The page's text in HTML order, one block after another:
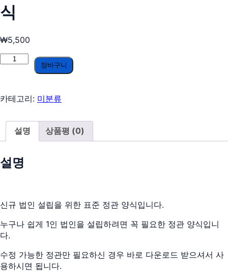
식
₩5,500
을
한
정
관
수
장바구니
카테고리: 미분류
설명 상품평 (0)
설명
신규 법인 설립을 위한 표준 정관 양식입니다.
누구나 쉽게 1인 법인을 설립하려면 꼭 필요한 정관 양식입니
다.
수정 가능한 정관만 필요하신 경우 바로 다운로드 받으셔서 사
용하시면 됩니다.